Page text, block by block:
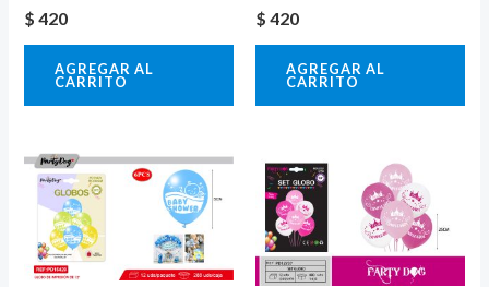
$ 420
AGREGAR AL
CARRITO
$ 420
AGREGAR AL
CARRITO